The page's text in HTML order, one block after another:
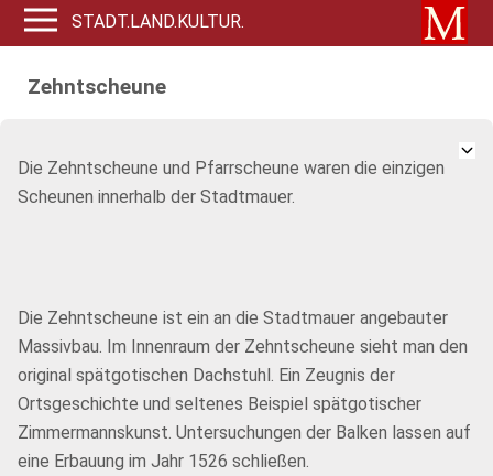
STADT.LAND.KULTUR.
Zehntscheune
Die Zehntscheune und Pfarrscheune waren die einzigen
Scheunen innerhalb der Stadtmauer.
Die Zehntscheune ist ein an die Stadtmauer angebauter
Massivbau. Im Innenraum der Zehntscheune sieht man den
original spätgotischen Dachstuhl. Ein Zeugnis der
Ortsgeschichte und seltenes Beispiel spätgotischer
Zimmermannskunst. Untersuchungen der Balken lassen auf
eine Erbauung im Jahr 1526 schließen.